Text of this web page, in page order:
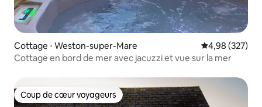
Cottage ⋅ Weston-super-Mare Évaluation
4,98 (327)
Cottage en bord de mer avec jacuzzi et vue sur la mer
Coup de cœur voyageurs
Coup de cœur voyageurs